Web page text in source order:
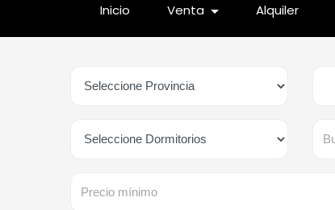
Inicio Venta Alquiler